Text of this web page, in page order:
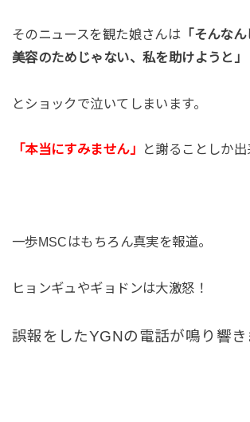
そのニュースを観た娘さんは 「そんな
美容のためじゃない、私を助けようと」
とショックで泣いてしまいます。
「本当にすみません」 と謝ることしか出
一歩MSCはもちろん真実を報道。
ヒョンギュやギョドンは大激怒！
誤報をしたYGNの電話が鳴り響き